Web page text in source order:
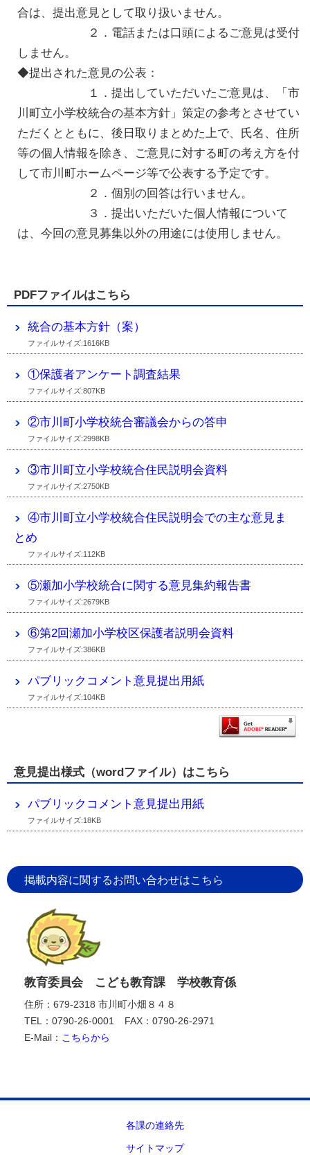
合は、提出意見として取り扱いません。
２．電話または口頭によるご意見は受付
しません。
◆提出された意見の公表：
１．提出していただいたご意見は、「市
川町立小学校統合の基本方針」策定の参考とさせてい
ただくとともに、後日取りまとめた上で、氏名、住所
等の個人情報を除き、ご意見に対する町の考え方を付
して市川町ホームページ等で公表する予定です。
２．個別の回答は行いません。
３．提出いただいた個人情報について
は、今回の意見募集以外の用途には使用しません。
PDFファイルはこちら
統合の基本方針（案）
ファイルサイズ:1616KB
①保護者アンケート調査結果
ファイルサイズ:807KB
②市川町小学校統合審議会からの答申
ファイルサイズ:2998KB
③市川町立小学校統合住民説明会資料
ファイルサイズ:2750KB
④市川町立小学校統合住民説明会での主な意見ま
とめ
ファイルサイズ:112KB
⑤瀬加小学校統合に関する意見集約報告書
ファイルサイズ:2679KB
⑥第2回瀬加小学校区保護者説明会資料
ファイルサイズ:386KB
パブリックコメント意見提出用紙
ファイルサイズ:104KB
意見提出様式（wordファイル）はこちら
パブリックコメント意見提出用紙
ファイルサイズ:18KB
掲載内容に関するお問い合わせはこちら
教育委員会 こども教育課 学校教育係
住所：679-2318 市川町小畑８４８
TEL：0790-26-0001
FAX：0790-26-2971
E-Mail： こちらから
各課の連絡先
サイトマップ